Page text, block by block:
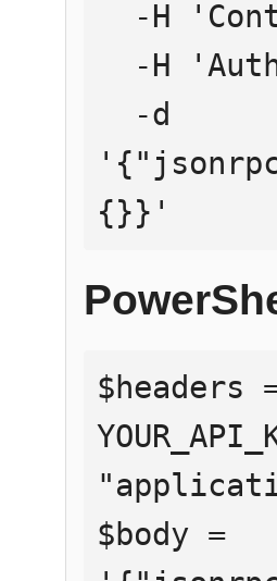
{}}'
$headers
$body =